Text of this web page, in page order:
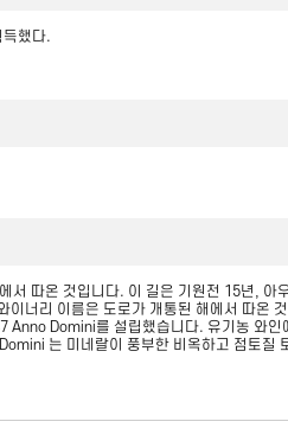
했다.
따온 것입니다. 이 길은 기원전 15년, 아
너리 이름은 도로가 개통된 해에서 따온
Domini를 설립했습니다. 유기농 와인
는 미네랄이 풍부한 비옥하고 점토질